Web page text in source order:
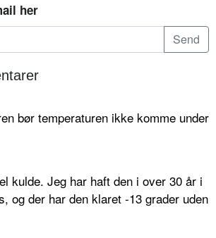
her
bør temperaturen ikke komme under
kulde. Jeg har haft den i over 30 år i
og der har den klaret -13 grader uden